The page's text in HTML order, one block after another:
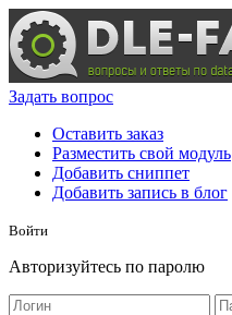
Задать вопрос
Оставить заказ
Разместить свой модуль
Добавить сниппет
Добавить запись в блог
Войти
Авторизуйтесь по паролю